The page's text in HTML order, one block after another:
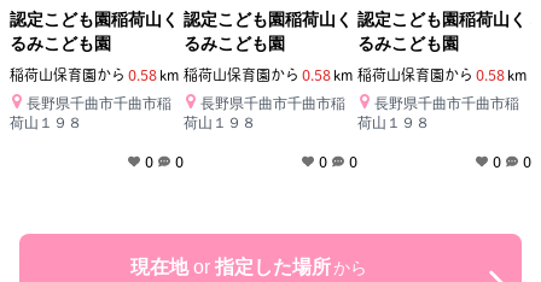
認定こども園稲荷山く
るみこども園
稲荷山保育園から 0.58 km
長野県千曲市千曲市稲
荷山１９８
0 0
認定こども園稲荷山く
るみこども園
稲荷山保育園から 0.58 km
長野県千曲市千曲市稲
荷山１９８
0 0
認定こども園稲荷山く
るみこども園
稲荷山保育園から 0.58 km
長野県千曲市千曲市稲
荷山１９８
0 0
現在地 or 指定した場所から